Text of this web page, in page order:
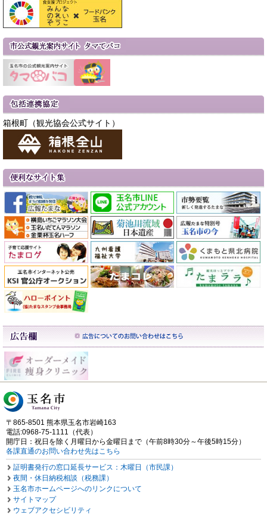
箱根町（観光協会公式サイト）
〒865-8501 熊本県玉名市岩崎163
電話:0968-75-1111（代表）
開庁日：祝日を除く月曜日から金曜日まで（午前8時30分～午後5時15分）
各課直通のお問い合わせ先はこちら
証明書発行の窓口延長サービス：木曜日（市民課）
夜間・休日納税相談（税務課）
玉名市ホームページへのリンクについて
サイトマップ
ウェブアクセシビリティ